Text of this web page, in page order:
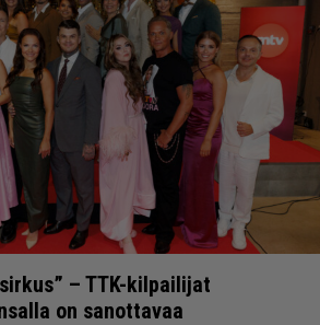
– TTK-kilpailijat
on sanottavaa